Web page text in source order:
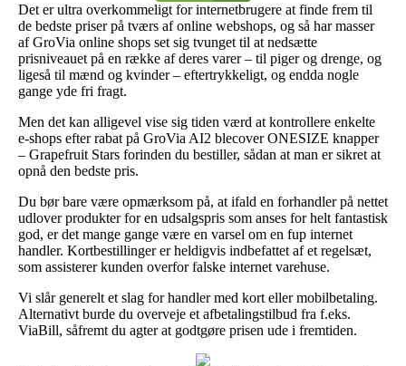
Det er ultra overkommeligt for internetbrugere at finde frem til
de bedste priser på tværs af online webshops, og så har masser
af GroVia online shops set sig tvunget til at nedsætte
prisniveauet på en række af deres varer – til piger og drenge, og
ligeså til mænd og kvinder – eftertrykkeligt, og endda nogle
gange yde fri fragt.
Men det kan alligevel vise sig tiden værd at kontrollere enkelte
e-shops efter rabat på GroVia AI2 blecover ONESIZE knapper
– Grapefruit Stars forinden du bestiller, sådan at man er sikret at
opnå den bedste pris.
Du bør bare være opmærksom på, at ifald en forhandler på nettet
udlover produkter for en udsalgspris som anses for helt fantastisk
god, er det mange gange være en varsel om en fup internet
handler. Kortbestillinger er heldigvis indbefattet af et regelsæt,
som assisterer kunden overfor falske internet varehuse.
Vi slår generelt et slag for handler med kort eller mobilbetaling.
Alternativt burde du overveje et afbetalingstilbud fra f.eks.
ViaBill, såfremt du agter at godtgøre prisen ude i fremtiden.